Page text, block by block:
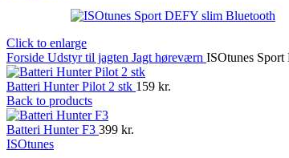
Click to enlarge
Forside Udstyr til jagten Jagt høreværn ISOtunes
Batteri Hunter Pilot 2 stk 159 kr.
Back to products
Batteri Hunter F3 399 kr.
ISOtunes